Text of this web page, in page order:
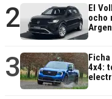
2
El
ocho
3
4x4: